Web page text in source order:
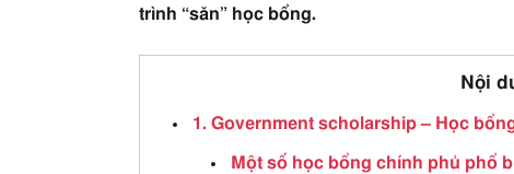
trình “săn” học bổng.
Nội
1. Government scholarship – Học
Một số học bổng chính phủ phổ